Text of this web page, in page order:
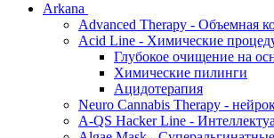
Arkana
Advanced Therapy - Объемная
Acid Line - Химические
Глубокое очищение на
Химические пилинги
Ацидотерапия
Neuro Cannabis Therapy -
A-QS Hacker Line -